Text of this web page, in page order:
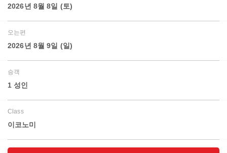
2026년 8월 8일 (토)
오는편
2026년 8월 9일 (일)
승객
1 성인
Class
이코노미